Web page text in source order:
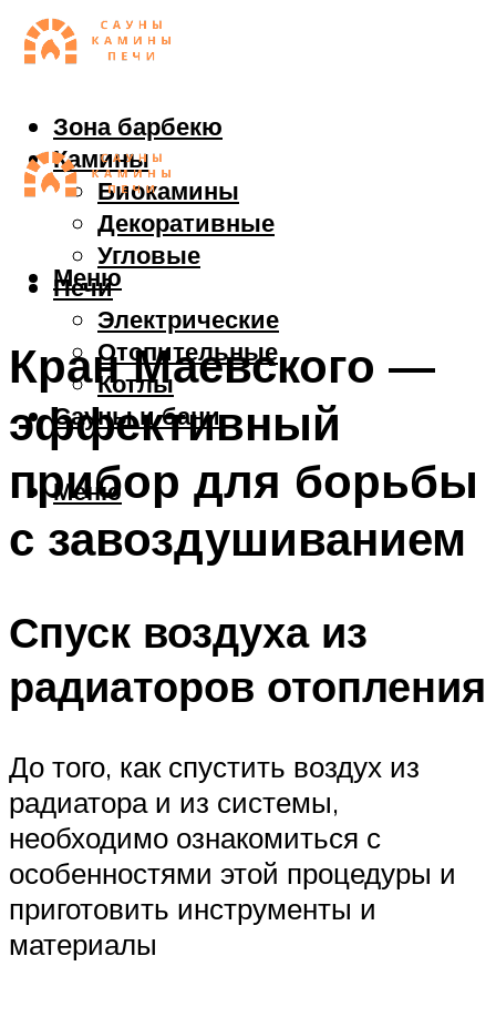
Зона барбекю
Камины
Биокамины
Декоративные
Угловые
Печи
Электрические
Отопительные
Котлы
Сауны и бани
Меню
Меню
Кран Маевского —
эффективный
прибор для борьбы
с завоздушиванием
Спуск воздуха из
радиаторов отопления
До того, как спустить воздух из
радиатора и из системы,
необходимо ознакомиться с
особенностями этой процедуры и
приготовить инструменты и
материалы